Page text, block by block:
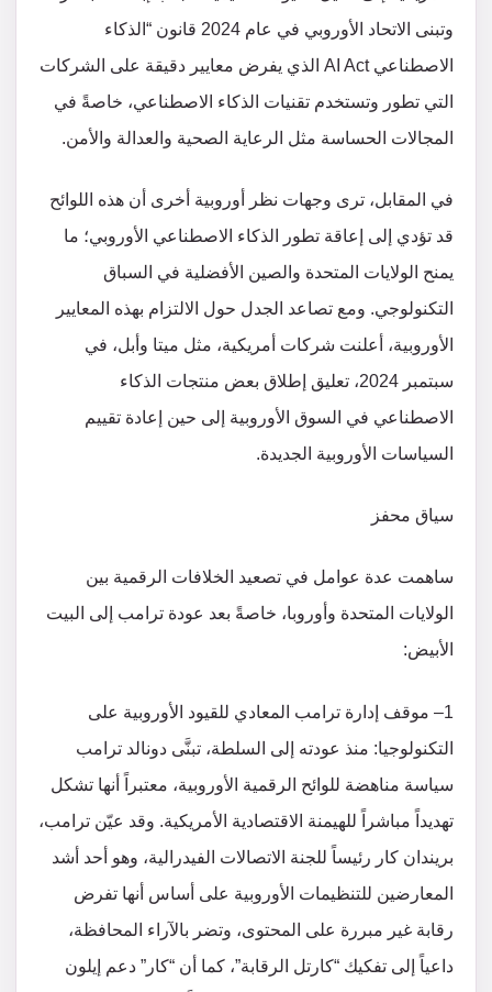
وتبنى الاتحاد الأوروبي في عام 2024 قانون “الذكاء
الاصطناعي AI Act الذي يفرض معايير دقيقة على الشركات
التي تطور وتستخدم تقنيات الذكاء الاصطناعي، خاصةً في
المجالات الحساسة مثل الرعاية الصحية والعدالة والأمن.
في المقابل، ترى وجهات نظر أوروبية أخرى أن هذه اللوائح
قد تؤدي إلى إعاقة تطور الذكاء الاصطناعي الأوروبي؛ ما
يمنح الولايات المتحدة والصين الأفضلية في السباق
التكنولوجي. ومع تصاعد الجدل حول الالتزام بهذه المعايير
الأوروبية، أعلنت شركات أمريكية، مثل ميتا وأبل، في
سبتمبر 2024، تعليق إطلاق بعض منتجات الذكاء
الاصطناعي في السوق الأوروبية إلى حين إعادة تقييم
السياسات الأوروبية الجديدة.
سياق محفز
ساهمت عدة عوامل في تصعيد الخلافات الرقمية بين
الولايات المتحدة وأوروبا، خاصةً بعد عودة ترامب إلى البيت
الأبيض:
1– موقف إدارة ترامب المعادي للقيود الأوروبية على
التكنولوجيا: منذ عودته إلى السلطة، تبنَّى دونالد ترامب
سياسة مناهضة للوائح الرقمية الأوروبية، معتبراً أنها تشكل
تهديداً مباشراً للهيمنة الاقتصادية الأمريكية. وقد عيّن ترامب،
بريندان كار رئيساً للجنة الاتصالات الفيدرالية، وهو أحد أشد
المعارضين للتنظيمات الأوروبية على أساس أنها تفرض
رقابة غير مبررة على المحتوى، وتضر بالآراء المحافظة،
داعياً إلى تفكيك “كارتل الرقابة”، كما أن “كار” دعم إيلون